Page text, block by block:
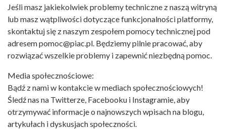
Jeśli masz jakiekolwiek problemy techniczne z naszą witryną
lub masz wątpliwości dotyczące funkcjonalności platformy,
skontaktuj się z naszym zespołem pomocy technicznej pod
adresem pomoc@piac.pl. Będziemy pilnie pracować, aby
rozwiązać wszelkie problemy i zapewnić niezbędną pomoc.
Media społecznościowe:
Bądź z nami w kontakcie w mediach społecznościowych!
Śledź nas na Twitterze, Facebooku i Instagramie, aby
otrzymywać informacje o najnowszych wpisach na blogu,
artykułach i dyskusjach społeczności.